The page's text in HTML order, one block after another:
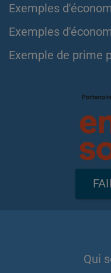
Exemples
Exemples
Exemple de prime
Qui